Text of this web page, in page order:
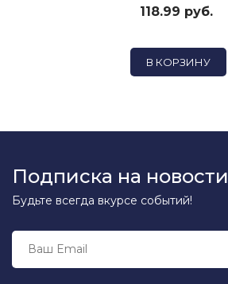
118.99 руб.
В КОРЗИНУ
Подписка на новости
Будьте всегда вкурсе событий!